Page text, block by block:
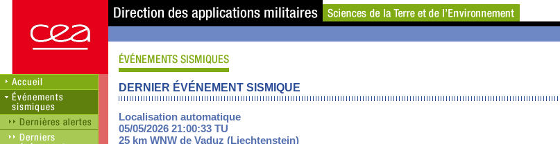
DERNIER ÉVÉNEMENT SISMIQUE
Localisation automatique
05/05/2026 21:00:33 TU
25 km WNW de Vaduz (Liechtenstein)